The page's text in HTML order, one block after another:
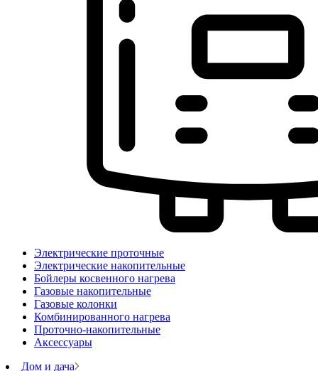
Электрические проточные
Электрические накопительные
Бойлеры косвенного нагрева
Газовые накопительные
Газовые колонки
Комбинированного нагрева
Проточно-накопительные
Аксессуары
Дом и дача